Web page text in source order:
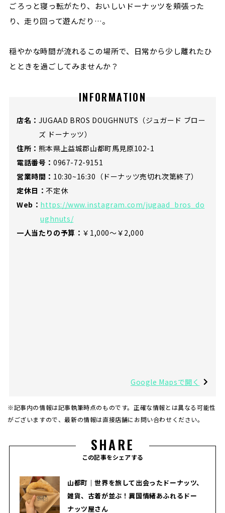
ごろっと寝っ転がたり、おいしいドーナッツを頬張った
り、走り回って遊んだり…。
穏やかな時間が流れるこの場所で、日常から少し離れたひ
とときを過ごしてみませんか？
INFORMATION
店名： JUGAAD BROS DOUGHNUTS（ジュガード ブロー
ズ ドーナッツ）
住所： 熊本県上益城郡山都町馬見原102-1
電話番号： 0967-72-9151
営業時間： 10:30~16:30（ドーナッツ売切れ次第終了）
定休日：不定休
Web： https://www.instagram.com/jugaad_bros_do
ughnuts/
一人当たりの予算： ￥1,000〜￥2,000
Google Mapsで開く
※記事内の情報は記事執筆時点のものです。正確な情報とは異なる可能性
がございますので、最新の情報は直接店舗にお問い合わせください。
SHARE
この記事をシェアする
山都町｜世界を旅して出会ったドーナッツ、
雑貨、古着が並ぶ！異国情緒あふれるドー
ナッツ屋さん